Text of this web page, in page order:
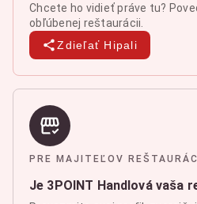
Chcete ho vidieť práve tu?
obľúbenej reštaurácii.
Zdieľať Hipali
PRE MAJITEĽOV
Je 3POINT Handlová vaša